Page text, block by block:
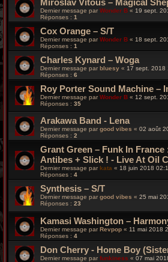
Dernier message par Wonder B « 19 sept.
Réponses : 1
Cox Orange – S/T
Dernier message parWonder B « 18 sept.
Réponses : 1
Charles Kynard – Woga
Dernier message par bluesy « 17 sept. 2018
Réponses : 6
Roy Porter Sound Machine –
Dernier message parWonder B « 12 sept.
Réponses : 35
Arakawa Band - Lena
Dernier message par good vibes « 02 août
Réponses : 2
Grant Green – Funk In France
Antibes + Slick ! - Live At Oil
Dernier message par kata « 18 juin 2018
Réponses : 4
Synthesis – S/T
Dernier message par good vibes « 25 mai
Réponses : 23
Kamasi Washington –
Dernier message parRevpop « 11 mai 2018
Réponses : 4
Don Cherry - Home Boy
Dernier message par funkiness « 07 mai